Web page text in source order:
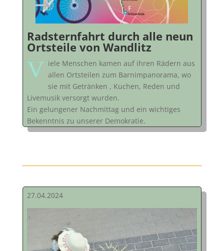
Radsternfahrt durch alle neun
Ortsteile von Wandlitz
V iele Menschen kamen auf ihren Rädern aus
allen Ortsteilen zum Barnimpanorama, wo
sie mit Getränken , Kuchen, Reden und
Livemusik versorgt wurden.
Ein gelungener Nachmittag und ein wichtiges
Bekenntnis zu unserer Demokratie.
27.04.2024